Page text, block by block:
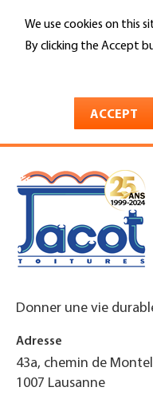
We use cookies on this
By clicking the Accept
ACCEPT
main
Jacot
Donner une vie
Adresse
43a, chemin de
1007 Lausanne